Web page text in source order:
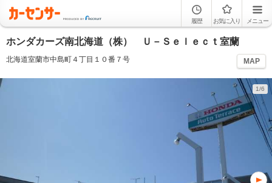
履歴 お気に入り メニュー
ホンダカーズ南北海道（株） Ｕ－Ｓｅｌｅｃｔ室蘭
北海道室蘭市中島町４丁目１０番７号 MAP
1/6